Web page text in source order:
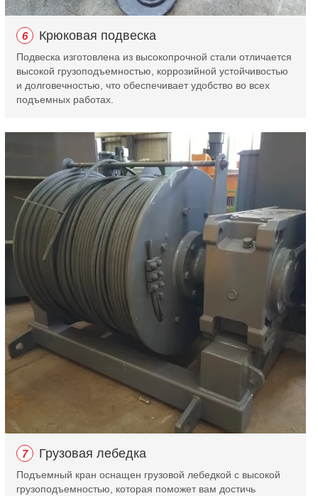
6 Крюковая подвеска
Подвеска изготовлена из высокопрочной стали отличается
высокой грузоподъемностью, коррозийной устойчивостью
и долговечностью, что обеспечивает удобство во всех
подъемных работах.
7 Грузовая лебедка
Подъемный кран оснащен грузовой лебедкой с высокой
грузоподъемностью, которая поможет вам достичь